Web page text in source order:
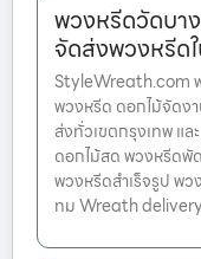
พวงหรีดวัดบา
จัดส่งพวงหรีด
StyleWreath.com
พวงหรีด ดอกไม้จัดง
ส่งทั่วเขตกรุงเทพ แ
ดอกไม้สด พวงหรีดพั
พวงหรีดสำเร็จรูป พ
ทม Wreath